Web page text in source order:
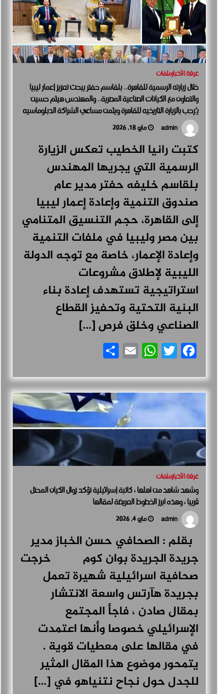
غرفة الأخبارملفات
خلال زيارته الرسمية للقاهرة.. بلقاسم حفتر يبحث تعزيز إعمار ليبيا
والتعاون مع الكيانات الصناعية المصرية.. والمهندس هيثم حسين
يُرحب بالزيارة التاريخيه للقاهرة ويثمن مساعي الشراكة الدبلوماسيه
المصرية الليبية
admin مايو 18, 2026
كتبت رانيا الخطيب تعكس الزيارة
الرسمية التي يجريها المهندس
بلقاسم خليفه حفتر مدير عام
صندوق التنمية وإعادة إعمار ليبيا
إلى القاهرة، حجم التنسيق المتنامي
بين مصر وليبيا في ملفات التنمية
وإعادة الإعمار، خاصة مع توجه الدولة
الليبية لإطلاق مشروعات
استراتيجية تستهدف إعادة بناء
البنية التحتية وتحفيز القطاع
الصناعي وخلق فرص […]
Facebook
Twitter
WhatsApp
Email
غرفة الأخبارملفات
وشهد شاهد من اهلها ، كاتبة إسرائيلية تؤكد زوال الكيان المحتل
قريبا ، وهذه ابرز الخطوط العريضة لمقالها
admin مايو 4, 2026
بقلم : الصحافي حسن الخباز مدير
جريدة الجريدة بوان كوم خرجت
صحافية اسرائيلية شهيرة تعمل
بجريدة هآرتس واسعة الانتشار
بمقال صادن ، فاجأ المجتمع
الإسرائيلي خصوصا وأنها اعتمدت
في مقالها على معطيات قوية .
يتمحور موضوع هذا المقال المثير
للجدل حول نجاح نتنياهو في […]